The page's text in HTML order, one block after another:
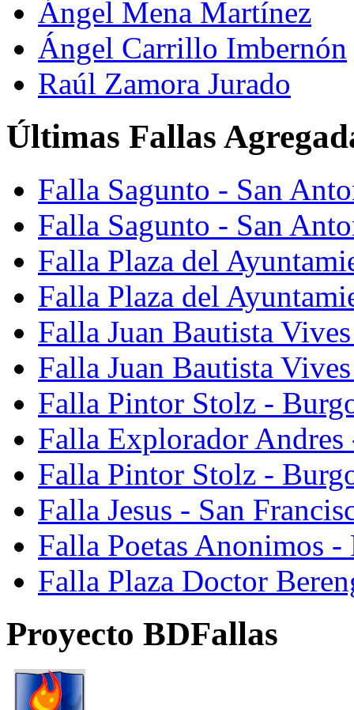
Ángel Mena Martínez
Ángel Carrillo Imbernón
Raúl Zamora Jurado
Últimas Fallas
Falla Sagunto - San
Falla Sagunto - San
Falla Plaza del
Falla Plaza del
Falla Juan Bautista
Falla Juan Bautista
Falla Pintor Stolz -
Falla Explorador Andres
Falla Pintor Stolz -
Falla Jesus - San
Falla Poetas Anonimos
Falla Plaza Doctor
Proyecto BDFallas